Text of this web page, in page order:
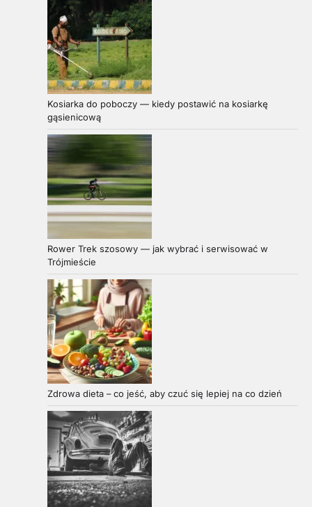
Kosiarka do poboczy — kiedy postawić na kosiarkę
gąsienicową
Rower Trek szosowy — jak wybrać i serwisować w
Trójmieście
Zdrowa dieta – co jeść, aby czuć się lepiej na co dzień